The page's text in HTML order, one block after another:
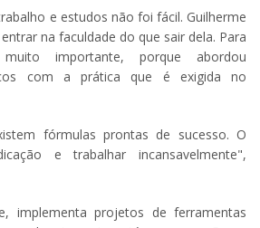
e estudos não foi fácil. Guilherme
na faculdade do que sair dela. Para
importante, porque abordou
com a prática que é exigida no
fórmulas prontas de sucesso. O
e trabalhar incansavelmente",
implementa projetos de ferramentas